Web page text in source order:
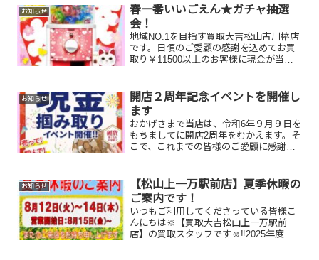
のお客様限定で、現金掴み取りイベント
を行いま...
お知らせ
春一番いいごえん★ガチャ抽選
会！
地域NO.1を目指す買取大吉松山古川椿店
です。日頃のご愛顧の感謝を込めてお買
取り￥11500以上のお客様に現金が当た
さい。※利用条件⇒￥11500以上お買取
りのお客様 ...
お知らせ
開店２周年記念イベントを開催し
ます
おかげさまで当店は、令和6年９月９日を
もちましてに開店2周年をむかえます。そ
こで、これまでの皆様のご愛顧に感謝を
上のご成約のお客様限定で、現金掴み取
りイベン...
お知らせ
【松山上一万駅前店】夏季休暇の
ご案内です！
いつもご利用してくださっている皆様こ
んにちは🔆【買取大吉松山上一万駅前
店】の買取スタッフです☺️‼️2025年度夏